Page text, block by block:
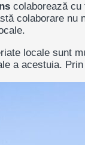
colaborează
colaborare
locale sunt
a acestuia.